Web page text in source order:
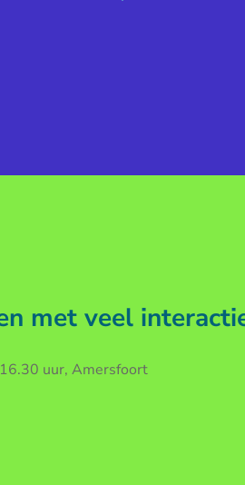
met veel
uur, Amersfoort